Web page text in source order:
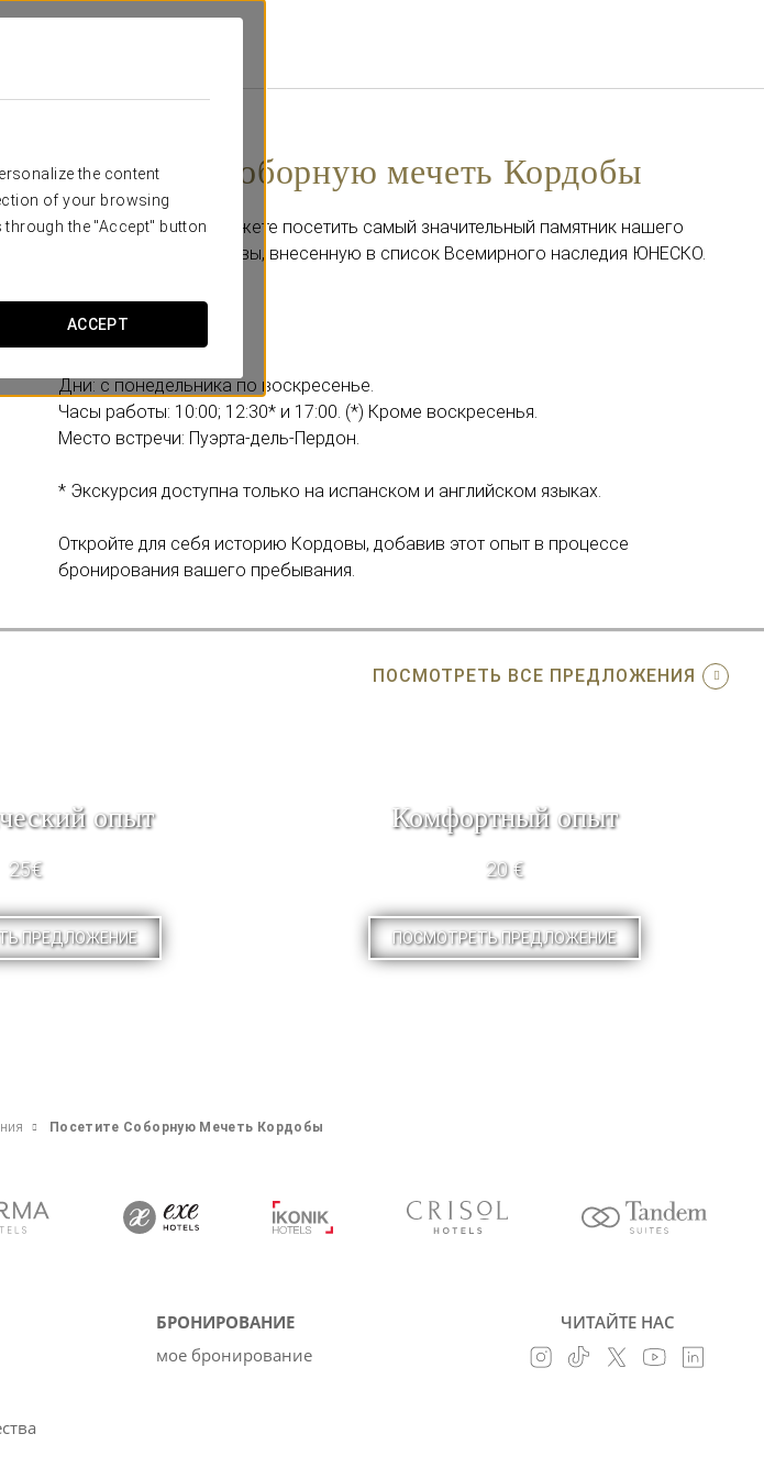
the content
of your browsing
the "Accept" button
ACCEPT
Посетите Соборную мечеть Кордобы
С этой акцией вы сможете посетить самый значительный памятник нашего
города, мечеть Кордовы, внесенную в список Всемирного наследия ЮНЕСКО.
Включает:
-Экскурсия 90 минут.
Дни: с понедельника по воскресенье.
Часы работы: 10:00; 12:30* и 17:00. (*) Кроме воскресенья.
Место встречи: Пуэрта-дель-Пердон.
* Экскурсия доступна только на испанском и английском языках.
Откройте для себя историю Кордовы, добавив этот опыт в процессе
бронирования вашего пребывания.
ПОСМОТРЕТЬ ВСЕ ПРЕДЛОЖЕНИЯ
опыт
25€
ПРЕДЛОЖЕНИЕ
Комфортный опыт
20 €
ПОСМОТРЕТЬ ПРЕДЛОЖЕНИЕ
Посетите Соборную Мечеть Кордобы
БРОНИРОВАНИЕ
мое бронирование
ЧИТАЙТЕ НАС